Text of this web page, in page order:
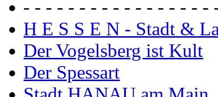
- - - - - - - - - - - - - - - - -
H E S S E N - Stadt &
Der Vogelsberg ist Kult
Der Spessart